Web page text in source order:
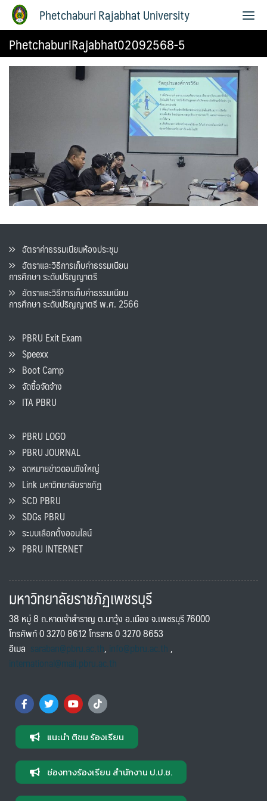
Phetchaburi Rajabhat University
PhetchaburiRajabhat02092568-5
อัตราค่าธรรมเนียมห้องประชุม
อัตราและวิธีการเก็บค่าธรรมเนียน
การศึกษา ระดับปริญญาตรี
อัตราและวิธีการเก็บค่าธรรมเนียน
การศึกษา ระดับปริญญาตรี พ.ศ. 2566
PBRU Exit Exam
Speexx
Boot Camp
จัดซื้อจัดจ้าง
ITA PBRU
PBRU LOGO
PBRU JOURNAL
จดหมายข่าวดอนขังใหญ่
Link มหาวิทยาลัยราชภัฏ
SCD PBRU
SDGs PBRU
ระบบเลือกตั้งออนไลน์
PBRU INTERNET
มหาวิทยาลัยราชภัฏเพชรบุรี
38 หมู่ 8 ถ.หาดเจ้าสำราญ ต.นาวุ้ง อ.เมือง จ.เพชรบุรี 76000
โทรศัพท์ 0 3270 8612 โทรสาร 0 3270 8653
อีเมล saraban@pbru.ac.th, info@pbru.ac.th,
international@mail.pbru.ac.th
แนะนำ ติชม ร้องเรียน
ช่องทางร้องเรียน สำนักงาน ป.ป.ช.